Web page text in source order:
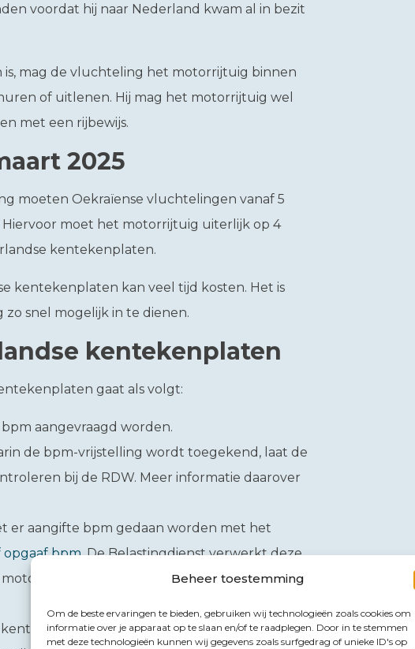
Beheer toestemming
Om de beste ervaringen te bieden, gebruiken wij technologieën zoals cookies om
informatie over je apparaat op te slaan en/of te raadplegen. Door in te stemmen
met deze technologieën kunnen wij gegevens zoals surfgedrag of unieke ID's op
voordat hij naar Nederland kwam al in bezit
is, mag de vluchteling het motorrijtuig binnen
of uitlenen. Hij mag het motorrijtuig wel
met een rijbewijs.
2025
moeten Oekraïense vluchtelingen vanaf 5
moet het motorrijtuig uiterlijk op 4
kentekenplaten.
kentekenplaten kan veel tijd kosten. Het is
zo snel mogelijk in te dienen.
kentekenplaten
gaat als volgt:
aangevraagd worden.
de bpm-vrijstelling wordt toegekend, laat de
bij de RDW. Meer informatie daarover
er aangifte bpm gedaan worden met het
opgaaf bpm. De Belastingdienst verwerkt deze
motorrijtuig registreert en een kentekenbewijs
gemaakt laten worden en